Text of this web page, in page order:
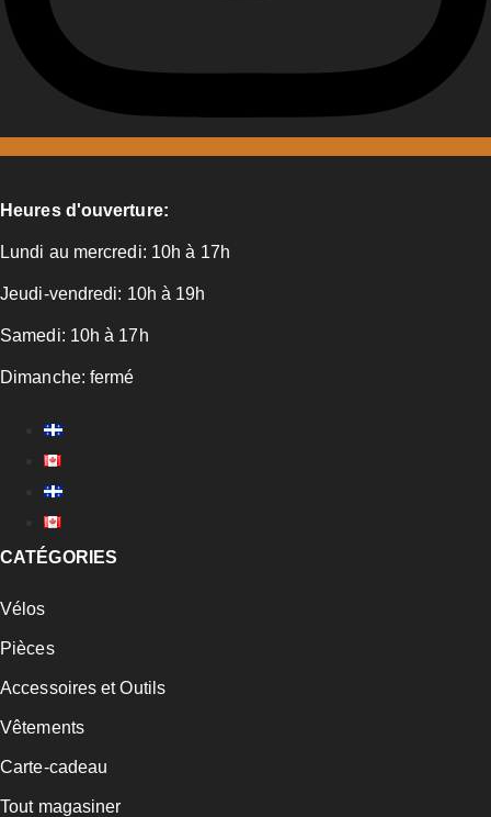
Heures d'ouverture:
Lundi au mercredi: 10h à 17h
Jeudi-vendredi: 10h à 19h
Samedi: 10h à 17h
Dimanche: fermé
CATÉGORIES
Vélos
Pièces
Accessoires et Outils
Vêtements
Carte-cadeau
Tout magasiner